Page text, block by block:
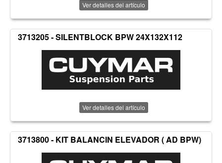
Ver detalles del artículo
3713205 - SILENTBLOCK BPW 24X132X112
Ver detalles del artículo
3713800 - KIT BALANCIN ELEVADOR ( AD BPW)